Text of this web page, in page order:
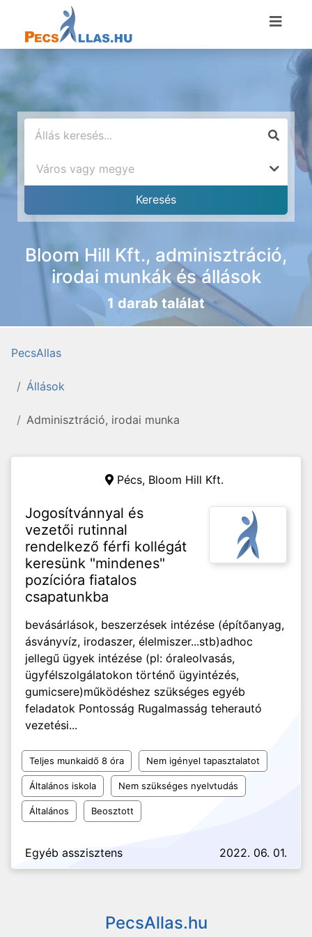
Bloom Hill Kft., adminisztráció,
irodai munkák és állások
1 darab találat
PecsAllas
Állások
Adminisztráció, irodai munka
Pécs, Bloom Hill Kft.
Jogosítvánnyal és
vezetői rutinnal
rendelkező férfi kollégát
keresünk "mindenes"
pozícióra fiatalos
csapatunkba
bevásárlások, beszerzések intézése (építőanyag,
ásványvíz, irodaszer, élelmiszer...stb)adhoc
jellegű ügyek intézése (pl: óraleolvasás,
ügyfélszolgálatokon történő ügyintézés,
gumicsere)működéshez szükséges egyéb
feladatok Pontosság Rugalmasság teherautó
vezetési...
Teljes munkaidő 8 óra Nem igényel tapasztalatot
Általános iskola Nem szükséges nyelvtudás
Általános Beosztott
Egyéb asszisztens 2022. 06. 01.
PecsAllas.hu